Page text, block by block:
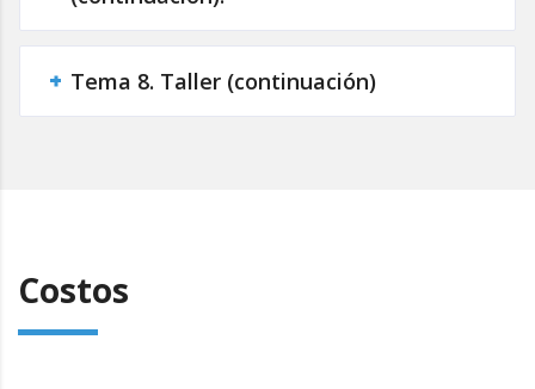
Tema 8. Taller (continuación)
Costos